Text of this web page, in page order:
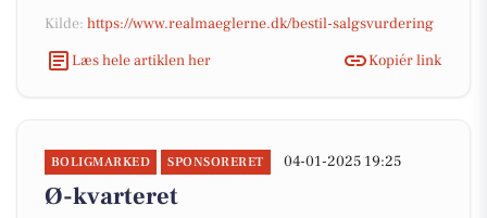
Kilde: https://www.realmaeglerne.dk/bestil-salgsvurdering
Læs hele artiklen her
Kopiér link
BOLIGMARKED SPONSORERET 04-01-2025 19:25
Ø-kvarteret